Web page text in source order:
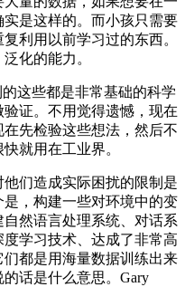
是这样的。而小孩只需要
利用以前学习过的东西。
化的能力。
这些都是非常基础的科学
证。不用觉得遗憾，现在
先检验这些想法，然后不
就用在工业界。
们造成实际困扰的限制是
，构建一些对环境中的变
然语言处理系统、对话系
学习技术、达成了非常高
都是用海量数据训练出来
话是什么意思。Gary